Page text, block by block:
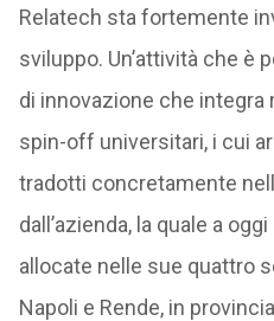
Relatech sta fortemente
sviluppo. Un’attività che è
di innovazione che
spin-off universitari, i cui
tradotti concretamente
dall’azienda, la quale a
allocate nelle sue quattro
Napoli e Rende, in